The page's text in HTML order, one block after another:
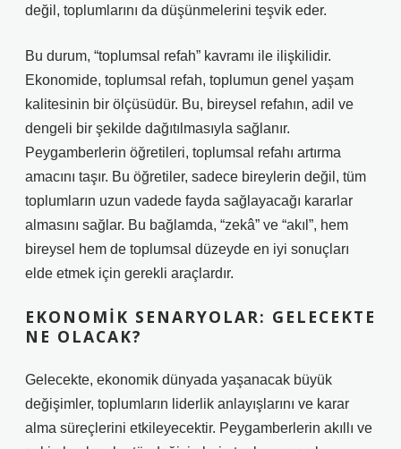
değil, toplumlarını da düşünmelerini teşvik eder.
Bu durum, “toplumsal refah” kavramı ile ilişkilidir.
Ekonomide, toplumsal refah, toplumun genel yaşam
kalitesinin bir ölçüsüdür. Bu, bireysel refahın, adil ve
dengeli bir şekilde dağıtılmasıyla sağlanır.
Peygamberlerin öğretileri, toplumsal refahı artırma
amacını taşır. Bu öğretiler, sadece bireylerin değil, tüm
toplumların uzun vadede fayda sağlayacağı kararlar
almasını sağlar. Bu bağlamda, “zekâ” ve “akıl”, hem
bireysel hem de toplumsal düzeyde en iyi sonuçları
elde etmek için gerekli araçlardır.
EKONOMIK SENARYOLAR: GELECEKTE
NE OLACAK?
Gelecekte, ekonomik dünyada yaşanacak büyük
değişimler, toplumların liderlik anlayışlarını ve karar
alma süreçlerini etkileyecektir. Peygamberlerin akıllı ve